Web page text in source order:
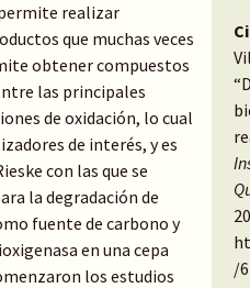
realizar
que muchas veces
obtener compuestos
las principales
de oxidación, lo cual
de interés, y es
con las que se
la degradación de
fuente de carbono y
en una cepa
los estudios
/